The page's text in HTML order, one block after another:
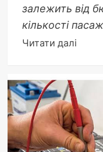
залежить від
кількості
Читати далі
краще
у
2026